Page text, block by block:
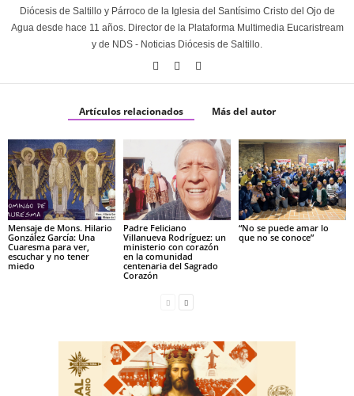
Diócesis de Saltillo y Párroco de la Iglesia del Santísimo Cristo del Ojo de
Agua desde hace 11 años. Director de la Plataforma Multimedia Eucaristream
y de NDS - Noticias Diócesis de Saltillo.
Artículos relacionados Más del autor
Mensaje de Mons. Hilario
González García: Una
Cuaresma para ver,
escuchar y no tener
miedo
Padre Feliciano
Villanueva Rodríguez: un
ministerio con corazón
en la comunidad
centenaria del Sagrado
Corazón
“No se puede amar lo
que no se conoce”